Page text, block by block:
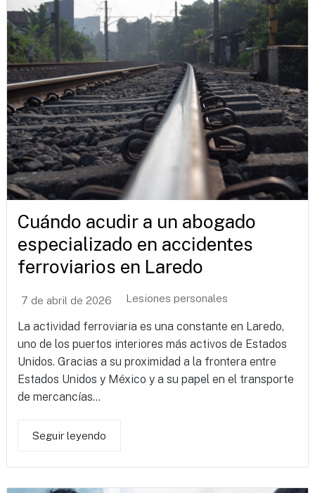
Cuándo acudir a un abogado
especializado en accidentes
ferroviarios en Laredo
7 de abril de 2026 Lesiones personales
La actividad ferroviaria es una constante en Laredo,
uno de los puertos interiores más activos de Estados
Unidos. Gracias a su proximidad a la frontera entre
Estados Unidos y México y a su papel en el transporte
de mercancías...
Seguir leyendo